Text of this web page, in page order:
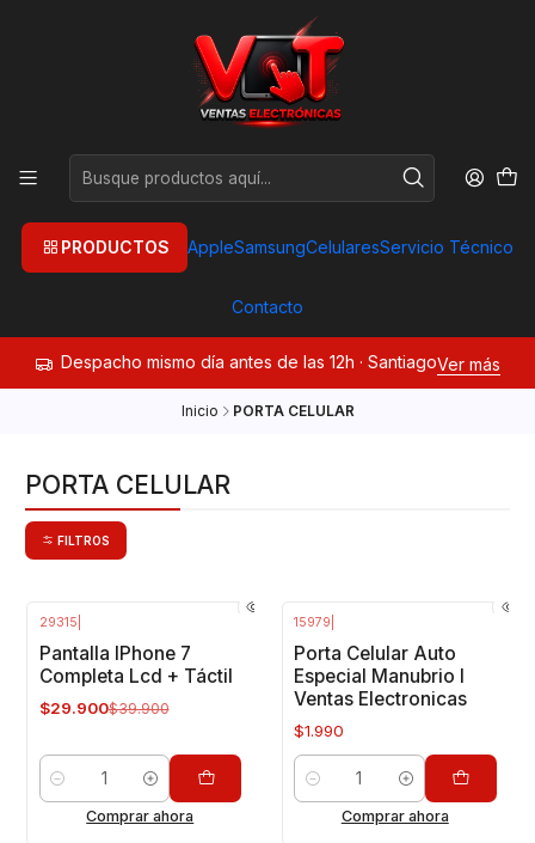
PRODUCTOS AppleSamsungCelularesServicio Técnico
Contacto
Despacho mismo día antes de las 12h · SantiagoVer más
Inicio PORTA CELULAR
PORTA CELULAR
FILTROS
29315
Pantalla IPhone 7
Completa Lcd + Táctil
$29.900$39.900
Cantidad
Comprar ahora
15979
Porta Celular Auto
Especial Manubrio I
Ventas Electronicas
$1.990
Cantidad
Comprar ahora